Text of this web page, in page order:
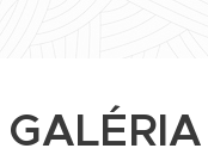
GALÉRIA